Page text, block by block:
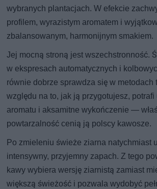
wybranych plantacjach. W efekcie
profilem, wyrazistym aromatem i
zbalansowanym, harmonijnym smakiem.
Jej mocną stroną jest wszechstronność.
w ekspresach automatycznych i
równie dobrze sprawdza się w metodach
względu na to, jak ją przygotujesz, potrafi
aromatu i aksamitne wykończenie —
powtarzalność cenią ją polscy kawosze.
Po zmieleniu świeże ziarna natychmiast
intensywny, przyjemny zapach. Z tego
kawy wybiera wersję ziarnistą zamiast
większą świeżość i pozwala wydobyć